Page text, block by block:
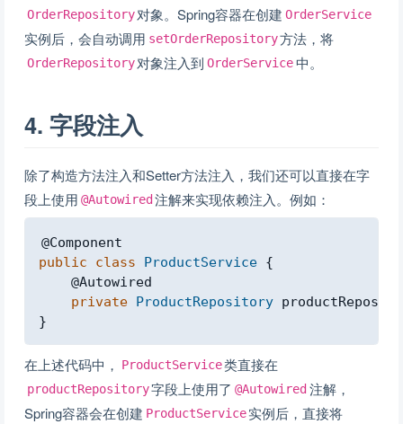
OrderRepository 对象。Spring容器在创建 OrderService
实例后，会自动调用 setOrderRepository方法，将
OrderRepository 对象注入到 OrderService中。
4. 字段注入
除了构造方法注入和Setter方法注入，我们还可以直接在字
段上使用 @Autowired 注解来实现依赖注入。例如：
@Component
public
class ProductService {
@Autowired
private ProductRepository
}
在上述代码中， ProductService类直接在
productRepository字段上使用了 @Autowired 注解，
Spring容器会在创建 ProductService 实例后，直接将